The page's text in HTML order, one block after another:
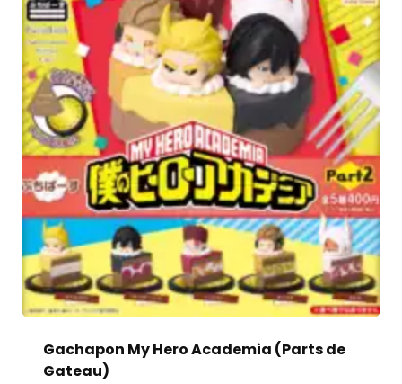
Gachapon My Hero Academia (Parts de
Gateau)